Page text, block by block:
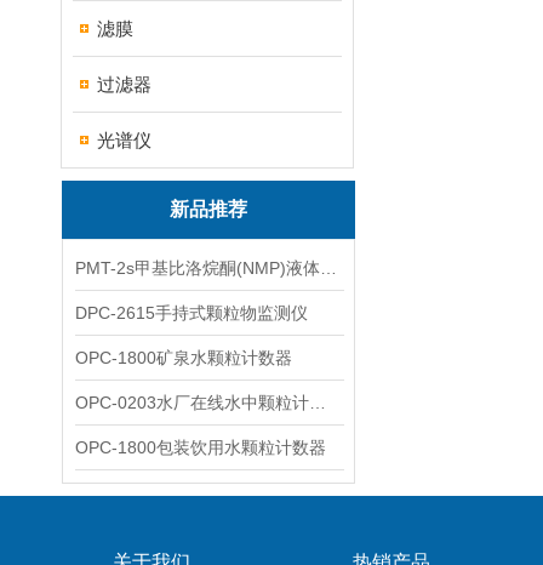
滤膜
过滤器
光谱仪
新品推荐
DPC-2615手持式颗粒物监测仪
OPC-1800矿泉水颗粒计数器
OPC-1800包装饮用水颗粒计数器